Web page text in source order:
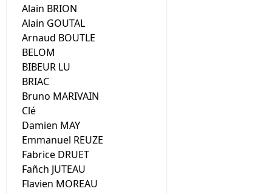
Alain BRION
Alain GOUTAL
Arnaud BOUTLE
BELOM
BIBEUR LU
BRIAC
Bruno MARIVAIN
Clé
Damien MAY
Emmanuel REUZE
Fabrice DRUET
Fañch JUTEAU
Flavien MOREAU